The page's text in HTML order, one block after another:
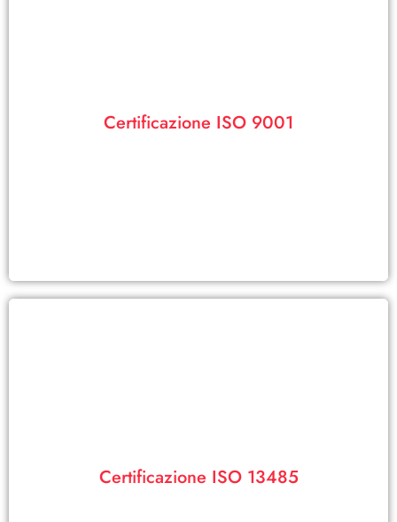
Certificazione ISO 9001
La nostra azienda è certificata ISO 9001: qualità garantita e
Certificazione ISO 13485
La nostra certificazione ISO 13485 garantisce la qualità dei